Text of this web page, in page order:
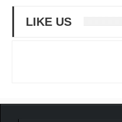
LIKE US